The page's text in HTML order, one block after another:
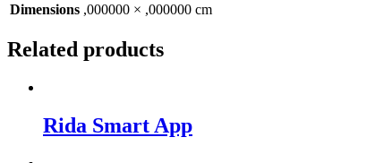
Dimensions ,000000 × ,000000 cm
Related products
Rida Smart App